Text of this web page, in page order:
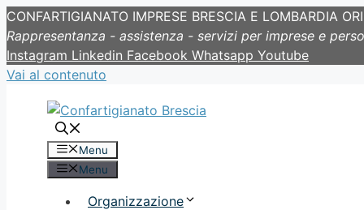
CONFARTIGIANATO IMPRESE BRESCIA E LOMBARDIA
Rappresentanza - assistenza - servizi per imprese e
Instagram Linkedin Facebook Whatsapp Youtube
Vai al contenuto
Menu
Menu
Organizzazione